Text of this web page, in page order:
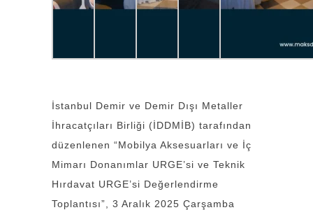
İstanbul Demir ve Demir Dışı Metaller
İhracatçıları Birliği (İDDMİB) tarafından
düzenlenen “Mobilya Aksesuarları ve İç
Mimarı Donanımlar URGE’si ve Teknik
Hırdavat URGE’si Değerlendirme
Toplantısı”, 3 Aralık 2025 Çarşamba